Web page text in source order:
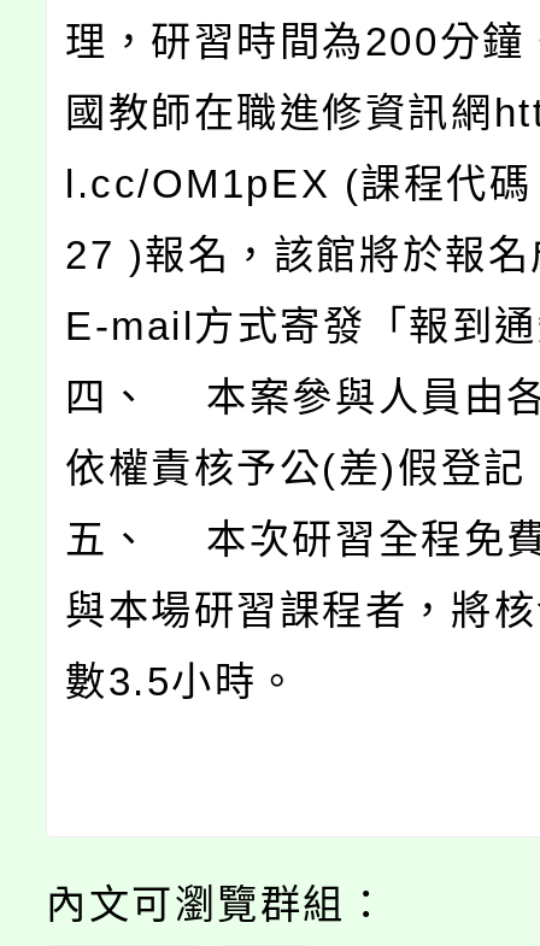
理，研習時間為200分鐘
國教師在職進修資訊網
l.cc/OM1pEX (課程代
27 )報名，該館將於報
E-mail方式寄發「報到
四、 本案參與人員由
依權責核予公(差)假登記
五、 本次研習全程免
與本場研習課程者，將
數3.5小時。
內文可瀏覽群組：